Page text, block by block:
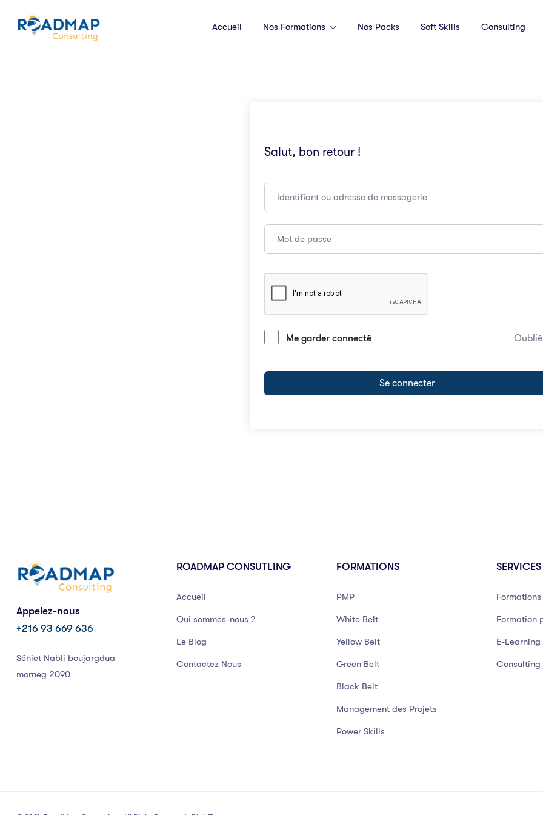
Accueil Nos Formations Nos Packs Soft Skills Consulting
Salut, bon retour !
Me garder connecté
Se connecter
Appelez-nous
+216 93 669 636
Séniet Nabli boujargdua
morneg 2090
ROADMAP CONSUTLING
Accueil
Qui sommes-nous ?
Le Blog
Contactez Nous
FORMATIONS
PMP
White Belt
Yellow Belt
Green Belt
Black Belt
Management des Projets
Power Skills
SERVICES
Formation
E-Learning
Consulting